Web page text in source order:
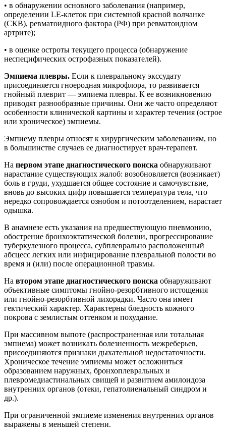
• в обнаружении основного заболевания (например,
определении LE-клеток при системной красной волчанке
(СКВ), ревматоидного фактора (РФ) при ревматоидном
артрите);
• в оценке остроты текущего процесса (обнаружение
неспецифических острофазных показателей).
Эмпиема плевры. Если к плевральному экссудату
присоединяется гноеродная микрофлора, то развивается
гнойный плеврит — эмпиема плевры. К ее возникновению
приводят разнообразные причины. Они же часто определяют
особенности клинической картины и характер течения (острое
или хроническое) эмпиемы.
Эмпиему плевры относят к хирургическим заболеваниям, но
в большинстве случаев ее диагностирует врач-терапевт.
На первом этапе диагностического поиска обнаруживают
нарастание существующих жалоб: возобновляется (возникает)
боль в груди, ухудшается общее состояние и самочувствие,
вновь до высоких цифр повышается температура тела, что
нередко сопровождается ознобом и потоотделением, нарастает
одышка.
В анамнезе есть указания на предшествующую пневмонию,
обострение бронхоэктатической болезни, прогрессирование
туберкулезного процесса, субплеврально расположенный
абсцесс легких или инфицирование плевральной полости во
время и (или) после операционной травмы.
На втором этапе диагностического поиска обнаруживают
объективные симптомы гнойно-резорбтивного истощения
или гнойно-резорбтивной лихорадки. Часто она имеет
гектический характер. Характерны бледность кожного
покрова с землистым оттенком и похудание.
При массивном выпоте (распространенная или тотальная
эмпиема) может возникать болезненность межреберьев,
присоединяются признаки дыхательной недостаточности.
Хроническое течение эмпиемы может осложниться
образованием наружных, бронхоплевральных и
плевромедиастинальных свищей и развитием амилоидоза
внутренних органов (отеки, гепатолиенальный синдром и
др.).
При ограниченной эмпиеме изменения внутренних органов
выражены в меньшей степени.